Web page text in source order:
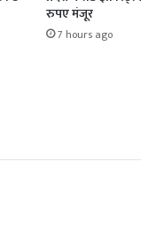
रुपए मंजूर
7 hours ago